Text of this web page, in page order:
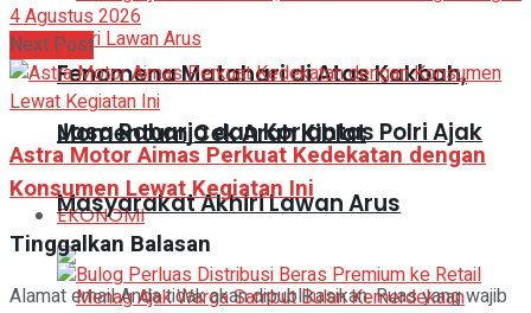
Fenomena Matahari di Atas Kakbah,
Momentum Cek Arah Kiblat
EKONOMI
Jasa Raharja dan Korlantas Polri Ajak
Masyarakat Akhiri Lawan Arus
4 Agustus 2026
Next Post
Astra Motor Aimas Perkuat Kedekatan dengan
Konsumen Lewat Kegiatan Ini
Tinggalkan Balasan
Alamat email Anda tidak akan dipublikasikan.Ruas yang wajib